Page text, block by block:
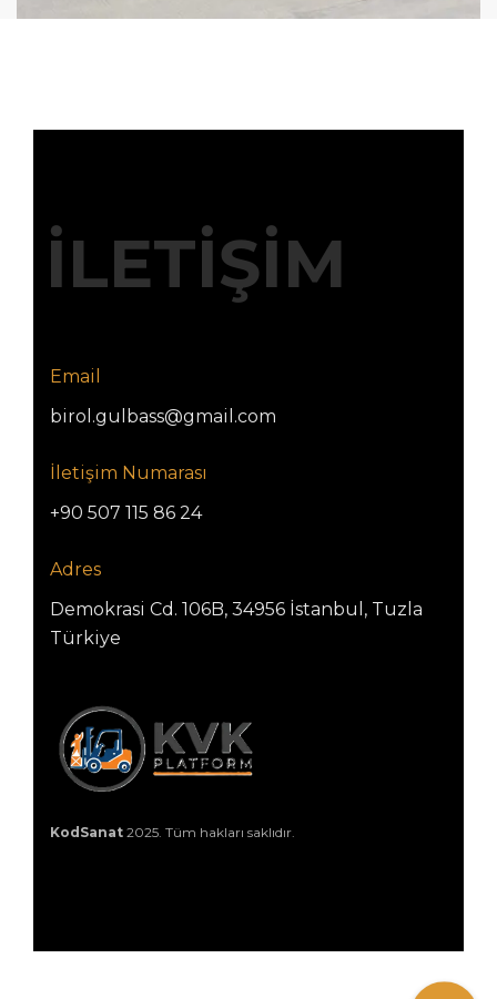
İLETİŞİM
Email
birol.gulbass@gmail.com
İletişim Numarası
+90 507 115 86 24
Adres
Demokrasi Cd. 106B, 34956 İstanbul, Tuzla
Türkiye
KodSanat 2025. Tüm hakları saklıdır.